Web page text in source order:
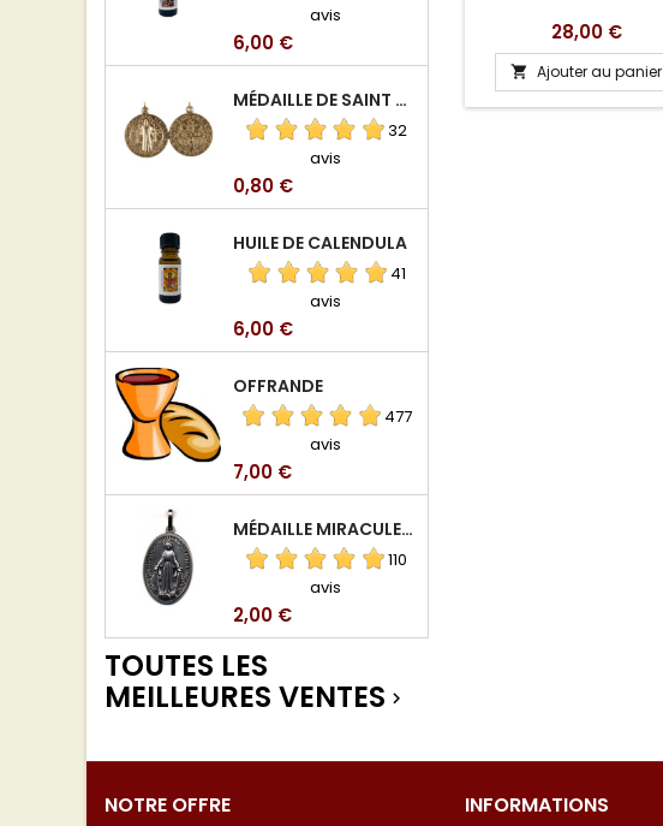
avis
Prix
6,00 €
MÉDAILLE DE SAINT BENOIT EN ALUMINIUM
32
avis
Prix
0,80 €
HUILE DE CALENDULA
41
avis
Prix
6,00 €
OFFRANDE
477
avis
Prix
7,00 €
MÉDAILLE MIRACULEUSE DE VIERGE DE LA RUE DU BAC
110
avis
Prix
2,00 €
TOUTES LES
MEILLEURES VENTES 
Prix
28,00 €
 Ajouter au panier
NOTRE OFFRE INFORMATIONS